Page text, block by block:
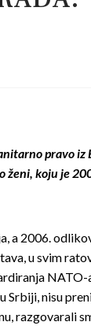
pravo
ženi, koju je
a 2006.
u svim
nisu
razgovarali